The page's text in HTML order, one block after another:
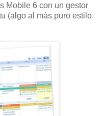
Mobile 6 con un gestor
(algo al más puro estilo